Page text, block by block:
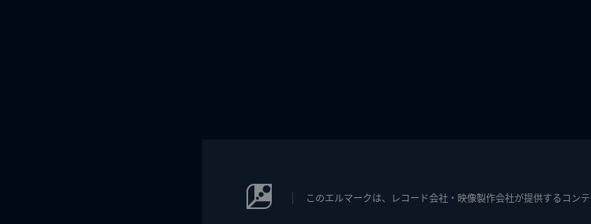
このエルマークは、レコード会社・映像製作会社が提供するコン